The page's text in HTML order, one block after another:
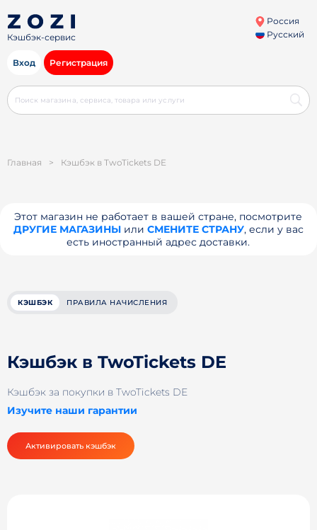
Кэшбэк-сервис
Россия
Русский
Вход Регистрация
Главная > Кэшбэк в TwoTickets DE
Этот магазин не работает в вашей стране, посмотрите
ДРУГИЕ МАГАЗИНЫили СМЕНИТЕ СТРАНУ, если у вас
есть иностранный адрес доставки.
КЭШБЭК ПРАВИЛА НАЧИСЛЕНИЯ
Кэшбэк в TwoTickets DE
Кэшбэк за покупки в TwoTickets DE
Изучите наши гарантии
Активировать кэшбэк